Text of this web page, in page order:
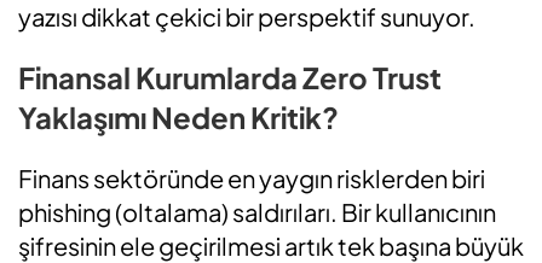
yazısı dikkat çekici bir perspektif sunuyor.
Finansal Kurumlarda Zero Trust
Yaklaşımı Neden Kritik?
Finans sektöründe en yaygın risklerden biri
phishing (oltalama) saldırıları. Bir kullanıcının
şifresinin ele geçirilmesi artık tek başına büyük